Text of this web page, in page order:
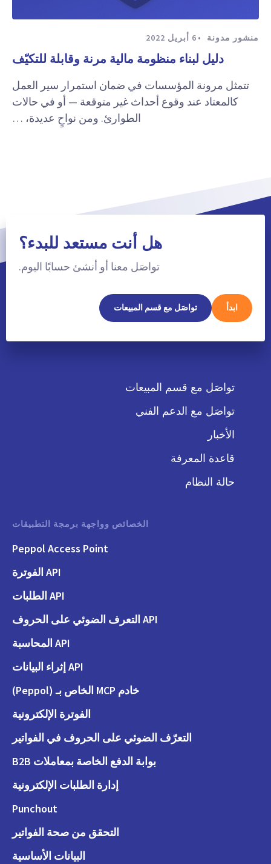
منشور مدونة 6 أبريل 2022
دليل لبناء منظومة مالية مرنة وقابلة للتكيّف
تتمثل مرونة المؤسسات في ضمان استمرار سير العمل
كالمعتاد عند وقوع أحداث غير متوقعة — أو في حالات
الطوارئ. ومن نواحٍ عديدة، …
هل أنت مستعد للبدء؟
تواصَل معنا أو أنشئ حسابًا اليوم.
ابدأ تواصَل مع قسم المبيعات
تواصَل مع قسم المبيعات
تواصَل مع الدعم الفني
الأخبار
قاعدة المعرفة
حالة النظام
الخصائص وواجهة برمجة التطبيقات
Peppol Access Point
API الفوترة
API الطلبات
API التعرف الضوئي على الحروف
API المحاسبة
API إثراء البيانات
خادم MCP الخاص بـ (Peppol)
الفوترة الإلكترونية
التعرّف الضوئي على الحروف في الفواتير
بوابة الدفع الخاصة بمعاملات B2B
إدارة الطلبات الإلكترونية
Punchout
التحقق من صحة الفواتير
البيانات الأساسية